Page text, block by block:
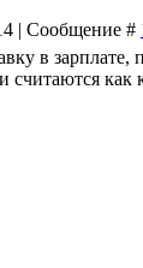
| Сообщение #
в